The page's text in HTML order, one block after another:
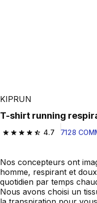
KIPRUN
T-shirt running
4.7
4.7 out of 5 stars from
7128
Nos concepteurs ont
homme, respirant et
quotidien par temps
Nous avons choisi un